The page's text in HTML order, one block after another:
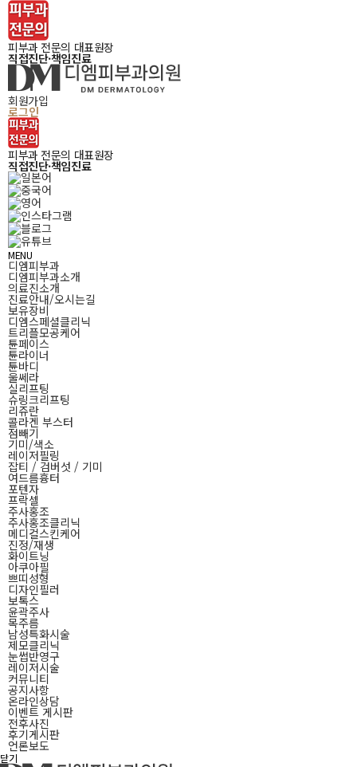
피부과 전문의 대표원장
직접진단·책임진료
회원가입
로그인
피부과 전문의 대표원장
직접진단·책임진료
MENU
디엠피부과
디엠피부과소개
의료진소개
진료안내/오시는길
보유장비
디엠스페셜클리닉
트리플모공케어
튠페이스
튠라이너
튠바디
울쎄라
실리프팅
슈링크리프팅
리쥬란
콜라겐 부스터
점빼기
기미/색소
레이저필링
잡티 / 검버섯 / 기미
여드름흉터
포텐자
프락셀
주사홍조
주사홍조클리닉
메디컬스킨케어
진정/재생
화이트닝
아쿠아필
쁘띠성형
디자인필러
보톡스
윤곽주사
목주름
남성특화시술
제모클리닉
눈썹반영구
레이저시술
커뮤니티
공지사항
온라인상담
이벤트 게시판
전후사진
후기게시판
언론보도
닫기